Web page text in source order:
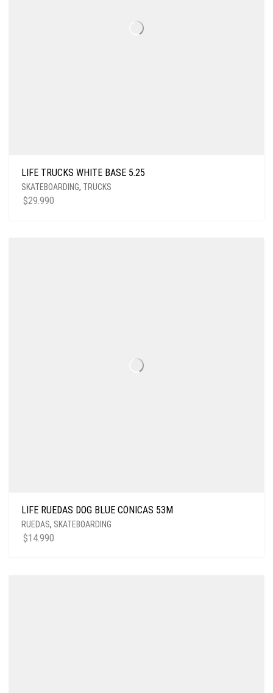
LIFE TRUCKS WHITE BASE 5.25
SKATEBOARDING, TRUCKS
$29.990
LIFE RUEDAS DOG BLUE CÓNICAS 53M
RUEDAS, SKATEBOARDING
$14.990